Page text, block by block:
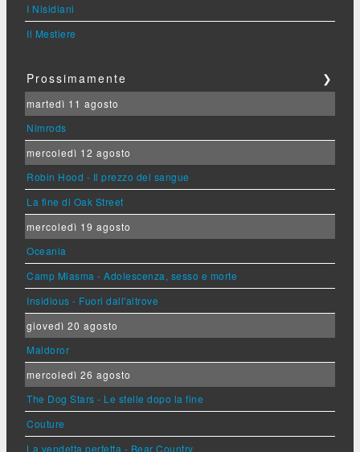
I Nisidiani
Il Mestiere
Prossimamente ❯
martedì 11 agosto
Nimrods
mercoledì 12 agosto
Robin Hood - Il prezzo del sangue
La fine di Oak Street
mercoledì 19 agosto
Oceania
Camp Miasma - Adolescenza, sesso e morte
Insidious - Fuori dall'altrove
giovedì 20 agosto
Maldoror
mercoledì 26 agosto
The Dog Stars - Le stelle dopo la fine
Couture
La vendetta perfetta - Bear Country